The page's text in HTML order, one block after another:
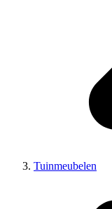
Tuinmeubelen